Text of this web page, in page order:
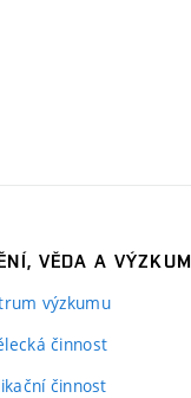
VĚDA A VÝZKUM
výzkumu
činnost
činnost